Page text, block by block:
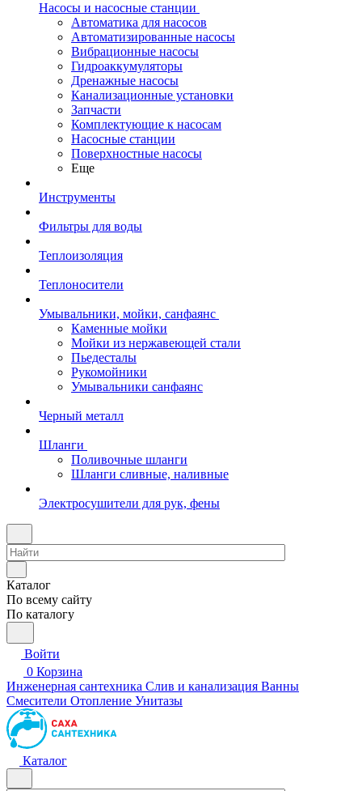
Насосы и насосные станции
Автоматика для насосов
Автоматизированные насосы
Вибрационные насосы
Гидроаккумуляторы
Дренажные насосы
Канализационные установки
Запчасти
Комплектующие к насосам
Насосные станции
Поверхностные насосы
Еще
Инструменты
Фильтры для воды
Теплоизоляция
Теплоносители
Умывальники, мойки, санфаянс
Каменные мойки
Мойки из нержавеющей стали
Пьедесталы
Рукомойники
Умывальники санфаянс
Черный металл
Шланги
Поливочные шланги
Шланги сливные, наливные
Электросушители для рук, фены
Каталог
По всему сайту
По каталогу
Войти
0 Корзина
Инженерная сантехника Слив и канализация Ванны
Смесители Отопление Унитазы
Каталог